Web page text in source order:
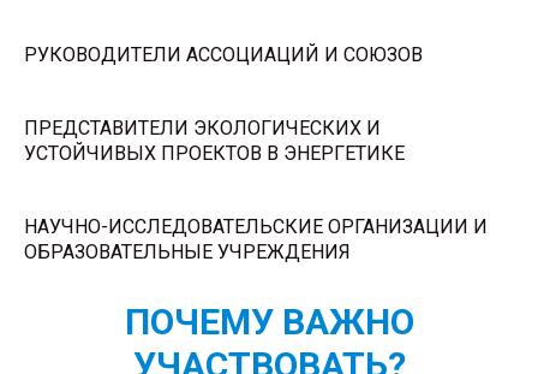
РУКОВОДИТЕЛИ АССОЦИАЦИЙ И СОЮЗОВ
ПРЕДСТАВИТЕЛИ ЭКОЛОГИЧЕСКИХ И
УСТОЙЧИВЫХ ПРОЕКТОВ В ЭНЕРГЕТИКЕ
НАУЧНО-ИССЛЕДОВАТЕЛЬСКИЕ ОРГАНИЗАЦИИ И
ОБРАЗОВАТЕЛЬНЫЕ УЧРЕЖДЕНИЯ
ПОЧЕМУ ВАЖНО
УЧАСТВОВАТЬ?